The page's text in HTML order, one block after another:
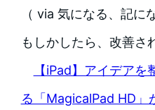
（ via 気になる、記に
もしかしたら、改善さ
【iPad】アイデア
る「MagicalPad HD」